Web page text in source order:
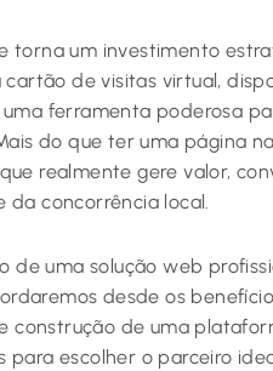
torna um investimento
de visitas virtual,
ferramenta poderosa
do que ter uma página
realmente gere valor,
da concorrência local.
de uma solução web
desde os
construção de uma
para escolher o parceiro